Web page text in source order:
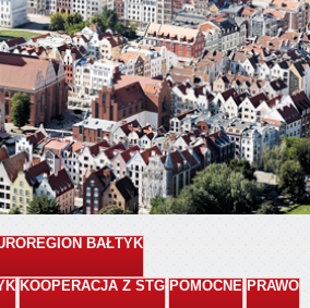
BAŁTYK
KOOPERACJA Z STG POMOCNE PRAWO